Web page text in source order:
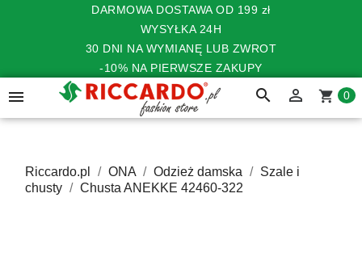
DARMOWA DOSTAWA OD 199 zł
WYSYŁKA 24H
30 DNI NA WYMIANĘ LUB ZWROT
-10% NA PIERWSZE ZAKUPY
 search  shopping_cart 0
Riccardo.pl ONA Odzież damska
Szale i
chusty
Chusta ANEKKE 42460-322